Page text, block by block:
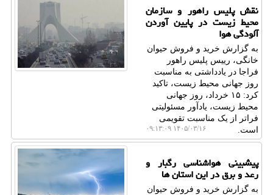
نقش پلیس راهور و سازمان
محیط زیست در پایین آوردن
آلودگی هوا
به گزارش خرید و فروش حیوان
خانگی، رییس پلیس راهور
فراجا در یادداشتی به مناسبت
روز جهانی محیط زیست، تاکید
کرد: ۱۵ خرداد، روز جهانی
محیط زیست، یادآور مسئولیتی
فراتر از یک مناسبت تقویمی
است.
۱۴۰۵/۰۳/۱۶ ۰۹:۱۳:۰۹
پیشبینی هواشناسی رگبار و
رعد و برق در این استان ها
به گزارش خرید و فروش حیوان